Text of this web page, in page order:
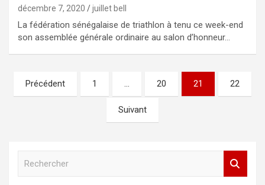
décembre 7, 2020 juillet bell
La fédération sénégalaise de triathlon à tenu ce week-end
son assemblée générale ordinaire au salon d’honneur…
Précédent 1 … 20 21 22
Suivant